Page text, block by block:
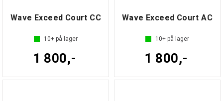
Wave Exceed Court CC
10+ på lager
1 800,-
Wave Exceed Court AC
10+ på lager
1 800,-